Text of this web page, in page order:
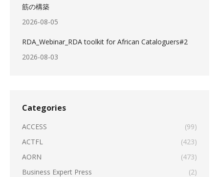
筋の構築
2026-08-05
RDA_Webinar_RDA toolkit for African Cataloguers#2
2026-08-03
Categories
ACCESS
(99)
ACTFL
(423)
AORN
(473)
Business Expert Press
(2)